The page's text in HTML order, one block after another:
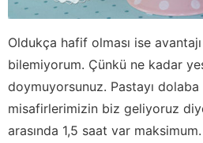
Oldukça hafif olması ise avantajı
bilemiyorum. Çünkü ne kadar
doymuyorsunuz. Pastayı
misafirlerimizin biz geliyoruz
arasında 1,5 saat var